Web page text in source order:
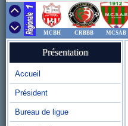
MCBH CRBBB MCSAB
Présentation
Accueil
Président
Bureau de ligue